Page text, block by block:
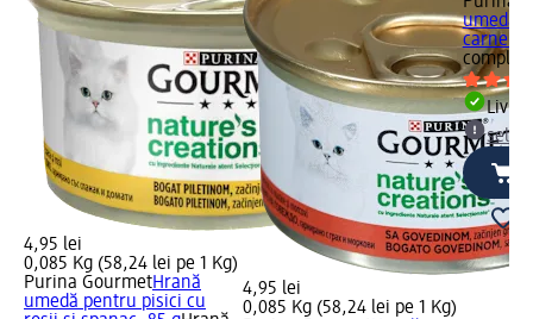
4,95 lei
0,085 Kg (58,24 lei pe 1 Kg)
Purina GourmetHrană
umedă pentru pisici cu
4,95 lei
0,085 Kg (58,24 lei pe 1 Kg)
umedă
carne